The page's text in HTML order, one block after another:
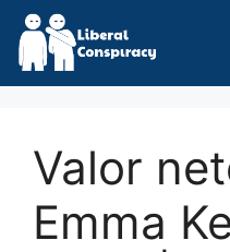
Skip
content
Valor
Emma